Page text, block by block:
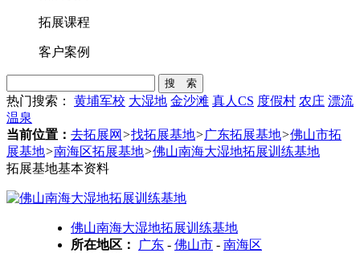
拓展课程
客户案例
搜 索
热门搜索： 黄埔军校 大湿地 金沙滩 真人CS 度假村 农庄 漂流
温泉
当前位置： 去拓展网 >找拓展基地>广东拓展基地>佛山市拓
展基地>南海区拓展基地>佛山南海大湿地拓展训练基地
拓展基地基本资料
佛山南海大湿地拓展训练基地
所在地区：
广东 - 佛山市 - 南海区